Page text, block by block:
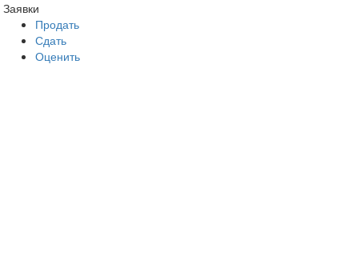
Заявки
Продать
Сдать
Оценить